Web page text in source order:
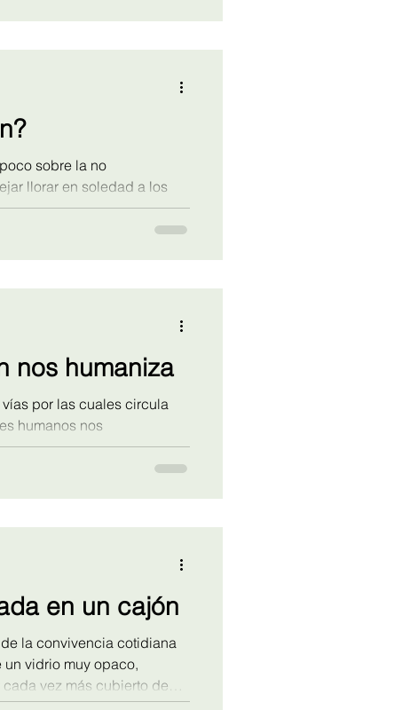
sobre la no
llorar en soledad a los
de una investigación
de Harvard sobre las
nos humaniza
por las cuales circula
humanos nos
en el continuo fluir de las
los unos con los otros,
en un cajón
la convivencia cotidiana
vidrio muy opaco,
vez más cubierto de